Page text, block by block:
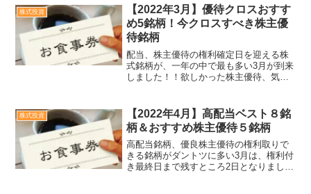
7/27上場予定「サーキュレーション」
7/2...
株式投資
【2022年3月】優待クロスおすす
め5銘柄！今クロスすべき株主優
待銘柄
配当、株主優待の権利確定日を迎える株
式銘柄が、一年の中で最も多い3月が到来
しました！！欲しかった株主優待、気に
ましょう！利上げ、QT、地政学リスク、
政治経済のニュースが飛...
株式投資
【2022年4月】高配当ベスト８銘
柄＆おすすめ株主優待５銘柄
高配当銘柄、優良株主優待の権利取りで
きる銘柄がダントツに多い3月は、権利付
き最終日まで残すところ2日となりまし